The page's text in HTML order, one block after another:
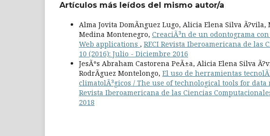
Artículos más leídos del mismo autor/a
Alma Jovita DomÃ­nguez Lugo, Alicia Elena Silva Ã?vila,
Medina Montenegro, CreaciÃ³n de un odontograma
Web applications , RECI Revista Iberoamericana de las
10 (2016): Julio - Diciembre 2016
JesÃºs Abraham Castorena PeÃ±a, Alicia Elena Silva
RodrÃ­guez Montelongo, El uso de herramientas
climatolÃ³gicos / The use of technological tools for
Revista Iberoamericana de las Ciencias
2018